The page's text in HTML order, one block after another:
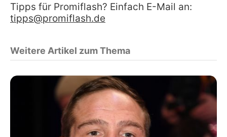
Tipps für Promiflash? Einfach E-Mail an:
tipps@promiflash.de
Weitere Artikel zum Thema